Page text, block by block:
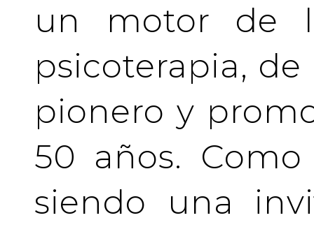
un motor de
psicoterapia,
pionero y
50 años.
siendo una